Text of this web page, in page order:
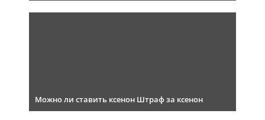
Можно ли ставить ксенон Штраф за ксенон